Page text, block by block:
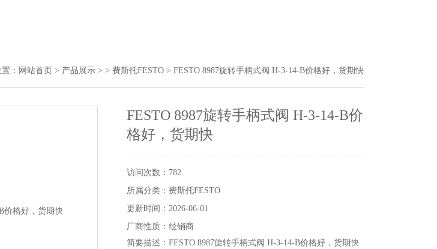
： 网站首页 > 产品展示 > > 费斯托FESTO > FESTO 8987旋转手柄式阀 H-3-14-B价格好，货期快
FESTO 8987旋转手柄式阀 H-3-14-B价
格好，货期快
访问次数：782
所属分类：费斯托FESTO
更新时间：2026-06-01
厂商性质：经销商
简要描述：FESTO 8987旋转手柄式阀 H-3-14-B价格好，货期快